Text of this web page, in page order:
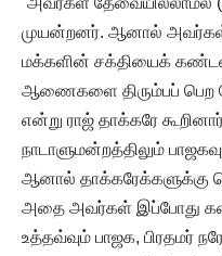
முயன்றனர். ஆனால் அவர்கள்
மக்களின் சக்தியைக்
ஆணைகளை திரும்பப் பெற
என்று ராஜ் தாக்கரே
நாடாளுமன்றத்திலும்
ஆனால் தாக்கரேக்களுக்கு
அதை அவர்கள் இப்போது
உத்தவ்வும் பாஜக, பிரதமர்